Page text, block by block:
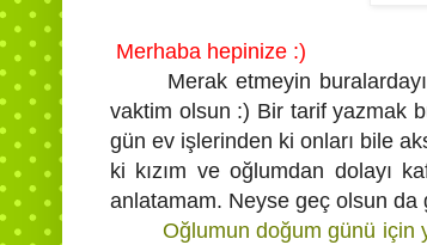
Merhaba hepinize :)
Merak etmeyin
vaktim olsun :) Bir tarif yazmak
gün ev işlerinden ki onları bile
ki kızım ve oğlumdan dolayı
anlatamam. Neyse geç olsun da
Oğlumun doğum günü için